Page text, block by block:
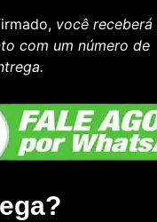
você receberá
com um número de